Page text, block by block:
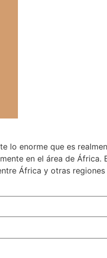
lo enorme que es
en el área de África.
África y otras regiones